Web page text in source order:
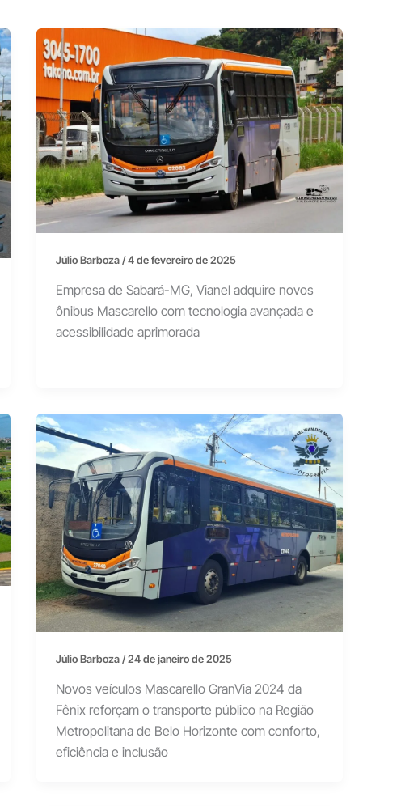
Júlio Barboza/4 de fevereiro de 2025
Empresa de Sabará-MG, Vianel adquire novos
ônibus Mascarello com tecnologia avançada e
acessibilidade aprimorada
Júlio Barboza/24 de janeiro de 2025
Novos veículos Mascarello GranVia 2024 da
Fênix reforçam o transporte público na Região
Metropolitana de Belo Horizonte com conforto,
eficiência e inclusão